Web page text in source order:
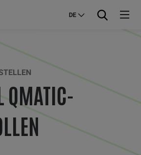
DE
QMATIC-